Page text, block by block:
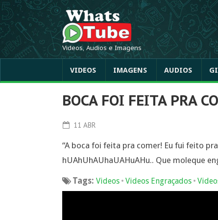
Videos, Audios e Imagens
VIDEOS IMAGENS AUDIOS
BOCA FOI FEITA PRA
11 ABR
“A boca foi feita pra comer! Eu fui feito
hUAhUhAUhaUAHuAHu.. Que moleque
Tags: Videos • Videos Engraçados •